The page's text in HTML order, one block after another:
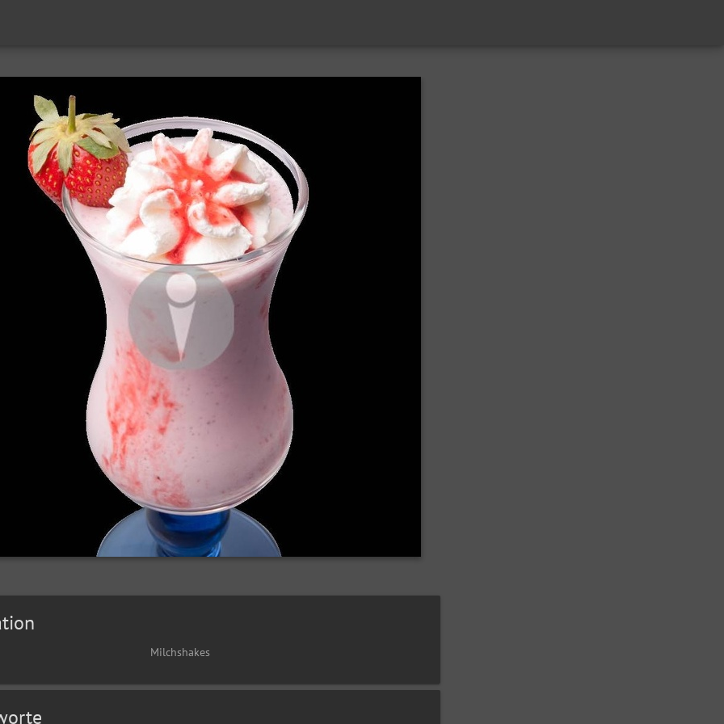
Milchshakes